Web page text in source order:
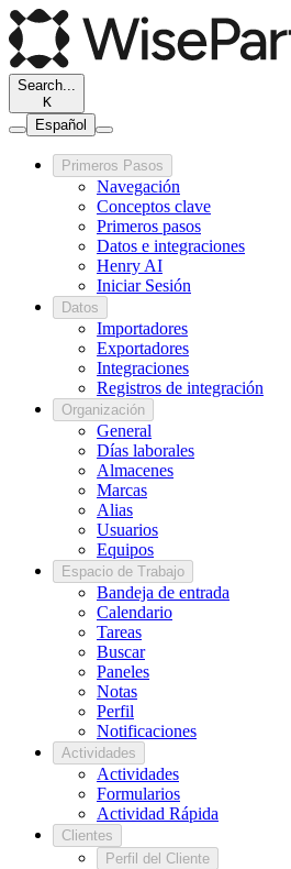
Search...
K
Español
Primeros Pasos
Navegación
Conceptos clave
Primeros pasos
Datos e integraciones
Henry AI
Iniciar Sesión
Datos
Importadores
Exportadores
Integraciones
Registros de integración
Organización
General
Días laborales
Almacenes
Marcas
Alias
Usuarios
Equipos
Espacio de Trabajo
Bandeja de entrada
Calendario
Tareas
Buscar
Paneles
Notas
Perfil
Notificaciones
Actividades
Actividades
Formularios
Actividad Rápida
Clientes
Perfil del Cliente